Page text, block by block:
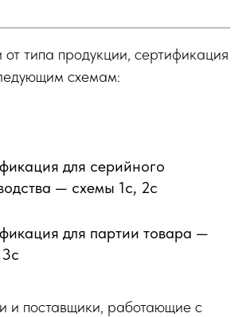
от типа продукции, сертификация
схемам:
для серийного
— схемы 1с, 2с
для партии товара —
и поставщики, работающие с